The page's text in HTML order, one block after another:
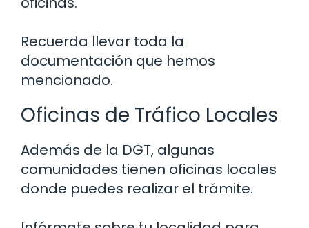
Recuerda llevar toda la
documentación que hemos
mencionado.
Oficinas de Tráfico Locales
Además de la DGT, algunas
comunidades tienen oficinas locales
donde puedes realizar el trámite.